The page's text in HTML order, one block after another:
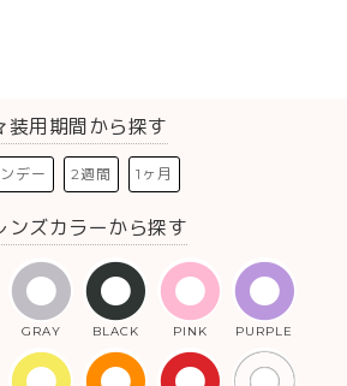
装用期間から探す
デー 2週間 1ヶ月
ンズカラーから探す
GRAY BLACK PINK PURPLE